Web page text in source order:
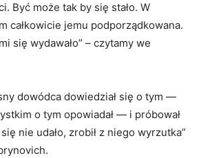
Być może tak by się stało. W
całkowicie jemu podporządkowana.
się wydawało” – czytamy we
dowódca dowiedział się o tym —
o tym opowiadał — i próbował
nie udało, zrobił z niego wyrzutka”